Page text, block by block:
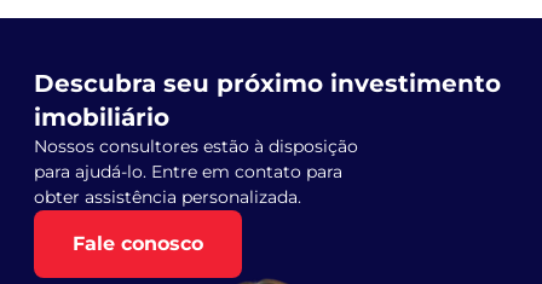
Descubra seu próximo investimento
imobiliário
Nossos consultores estão à disposição
para ajudá-lo. Entre em contato para
obter assistência personalizada.
Fale conosco